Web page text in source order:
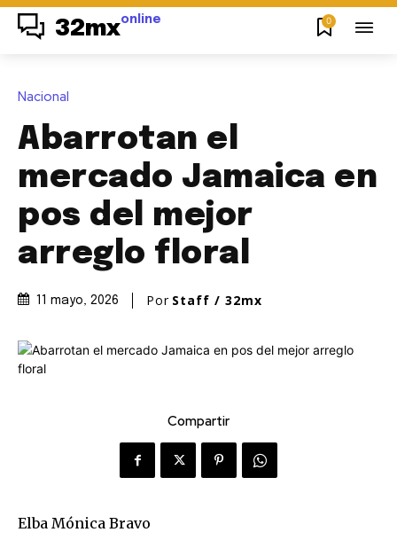
32mxonline 0
Nacional
Abarrotan el
mercado Jamaica en
pos del mejor
arreglo floral
11 mayo, 2026 Por Staff / 32mx
Compartir
Elba Mónica Bravo